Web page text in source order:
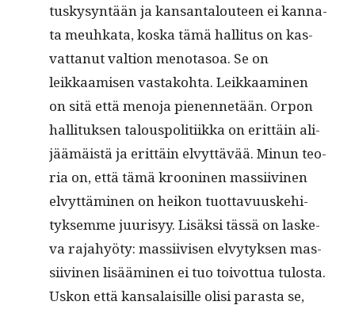
tuskysyn­tään ja kansan­talouteen ei kan­na­
ta meuhka­ta, kos­ka tämä hal­li­tus on kas­
vat­tanut val­tion meno­ta­soa. Se on
leikkaamisen vas­tako­h­ta. Leikkaami­nen
on sitä että meno­ja pienen­netään. Orpon
hal­li­tuk­sen talous­poli­ti­ik­ka on erit­täin ali­
jäämäistä ja erit­täin elvyt­tävää. Min­un teo­
ria on, että tämä krooni­nen mas­si­ivi­nen
elvyt­tämi­nen on heikon tuot­tavu­uske­hi­
tyk­semme juurisyy. Lisäk­si tässä on laske­
va rajahyö­ty: mas­si­ivisen elvy­tyk­sen mas­
si­ivi­nen lisäämi­nen ei tuo toiv­ot­tua tulosta.
Uskon että kansalaisille olisi paras­ta se,